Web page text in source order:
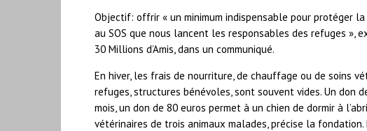
Objectif: offrir « un minimum indispensable pour protéger
au SOS que nous lancent les responsables des refuges »,
30 Millions d’Amis, dans un communiqué.
En hiver, les frais de nourriture, de chauffage ou de soins
refuges, structures bénévoles, sont souvent vides. Un don
mois, un don de 80 euros permet à un chien de dormir à
vétérinaires de trois animaux malades, précise la